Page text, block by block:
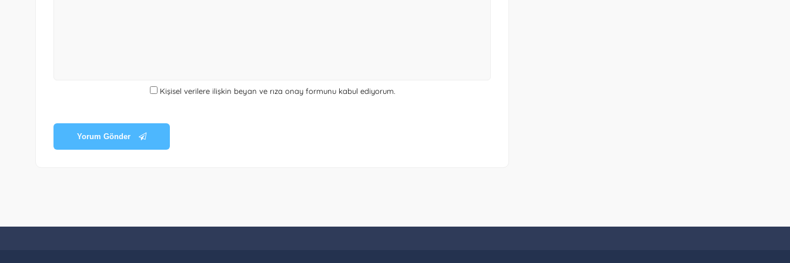
Kişisel verilere ilişkin beyan ve rıza onay formunukabul ediyorum.
Yorum Gönder